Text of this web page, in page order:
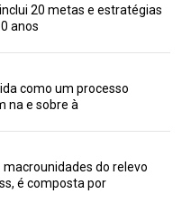
20 metas e estratégias
anos
como um processo
na e sobre à
do relevo
é composta por